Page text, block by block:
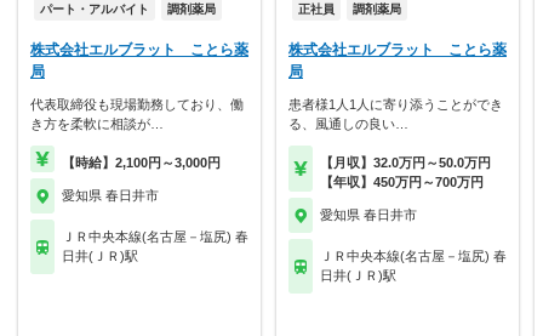
パート・アルバイト 調剤薬局
株式会社エルブラット ことら薬
局
代表取締役も現場勤務しており、働
き方を柔軟に相談が…
【時給】2,100円～3,000円
愛知県 春日井市
ＪＲ中央本線(名古屋－塩尻) 春
日井(ＪＲ)駅
正社員 調剤薬局
株式会社エルブラット ことら薬
局
患者様1人1人に寄り添うことができ
る、風通しの良い…
【月収】32.0万円～50.0万円
【年収】450万円～700万円
愛知県 春日井市
ＪＲ中央本線(名古屋－塩尻) 春
日井(ＪＲ)駅